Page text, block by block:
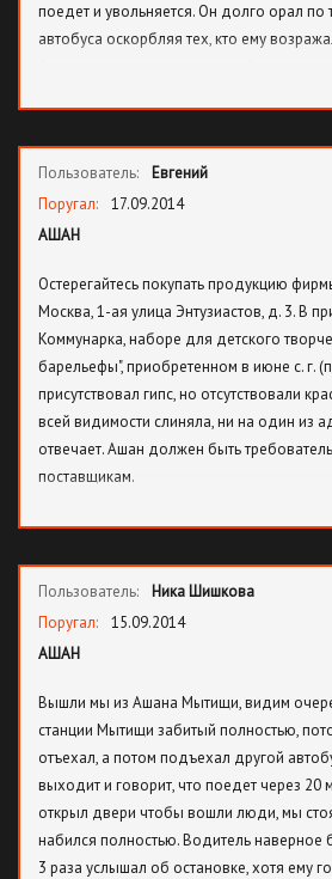
поедет и увольняется. Он долго орал по
автобуса оскорбляя тех, кто ему
образом. Создаётся впечатление, что
замечание вызывает у него
тогда ему доверили возить людей. Дайте
выполнить своё обещание и пусть
людям нервы. Пока он бегал вокруг
и вообще, почему такой психически
работает у Вас водителем автобуса?
Пользователь:
Евгений
Поругал:
17.09.2014
АШАН
Остерегайтесь покупать продукцию
Москва, 1-ая улица Энтузиастов, д. 3. В
Коммунарка, наборе для детского
барельефы", приобретенном в июне с. г.
присутствовал гипс, но отсутствовали
всей видимости слиняла, ни на один из
отвечает. Ашан должен быть
поставщикам.
Пользователь:
Ника Шишкова
Поругал:
15.09.2014
АШАН
Вышли мы из Ашана Мытищи, видим
станции Мытищи забитый полностью,
отъехал, а потом подъехал другой
выходит и говорит, что поедет через 20
открыл двери чтобы вошли люди, мы
набился полностью. Водитель наверное
3 раза услышал об остановке, хотя ему